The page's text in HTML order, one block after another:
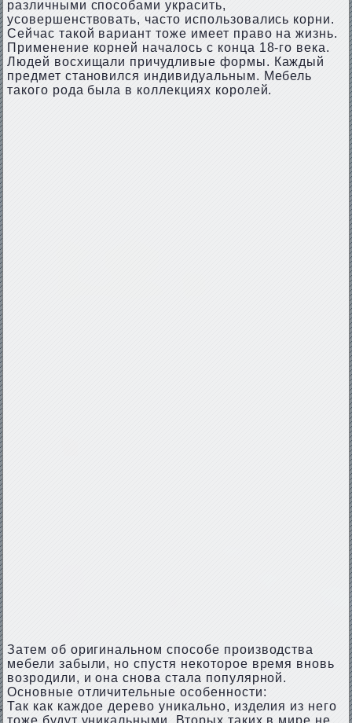
различными способами украсить,
усовершенствовать, часто использовались корни.
Сейчас такой вариант тоже имеет право на жизнь.
Применение корней началось с конца 18-го века.
Людей восхищали причудливые формы. Каждый
предмет становился индивидуальным. Мебель
такого рода была в коллекциях королей.
Затем об оригинальном способе производства
мебели забыли, но спустя некоторое время вновь
возродили, и она снова стала популярной.
Основные отличительные особенности:
Так как каждое дерево уникально, изделия из него
тоже будут уникальными. Вторых таких в мире не